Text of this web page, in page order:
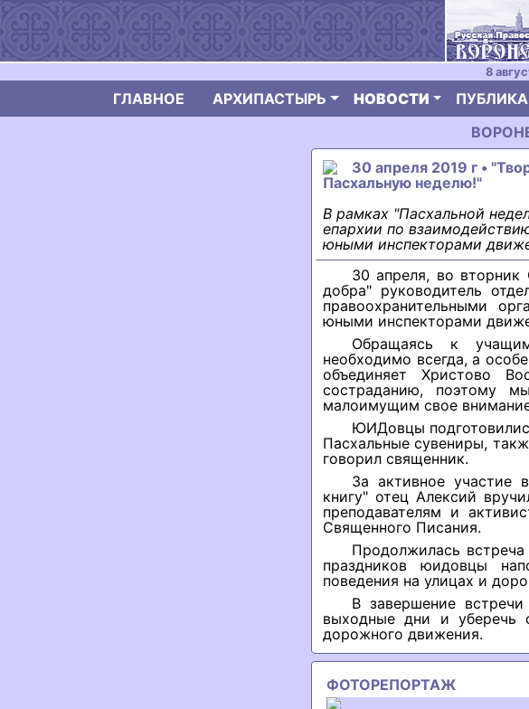
8
ГЛАВНОЕ АРХИПАСТЫРЬ НОВОСТИ
30 апреля 2019 г •
Пасхальную неделю!"
В рамках "Пасхальной
епархии по
юными инспекторами
30 апреля, во
добра" руководитель
правоохранительными
юными инспекторами
Обращаясь к
необходимо всегда, а
объединяет Христово
состраданию, поэтому
малоимущим свое
ЮИДовцы
Пасхальные сувениры,
говорил священник.
За активное участие
книгу" отец Алексий
преподавателям и
Священного Писания.
Продолжилась
праздников юидовцы
поведения на улицах и
В завершение
выходные дни и уберечь
дорожного движения.
ФОТОРЕПОРТАЖ